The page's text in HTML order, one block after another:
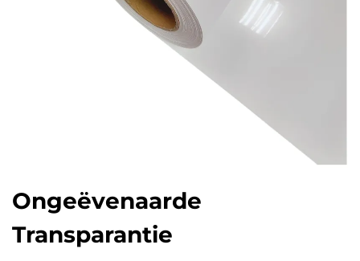
Ongeëvenaarde
Transparantie